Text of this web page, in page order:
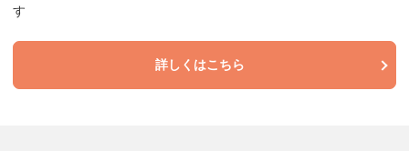
す
詳しくはこちら